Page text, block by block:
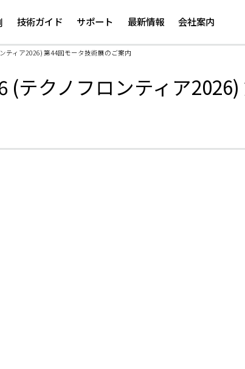
イ
コ
ン
技術ガイド サポート 最新情報 会社案内
ティア2026) 第44回モータ技術展のご案内
(テクノフロンティア